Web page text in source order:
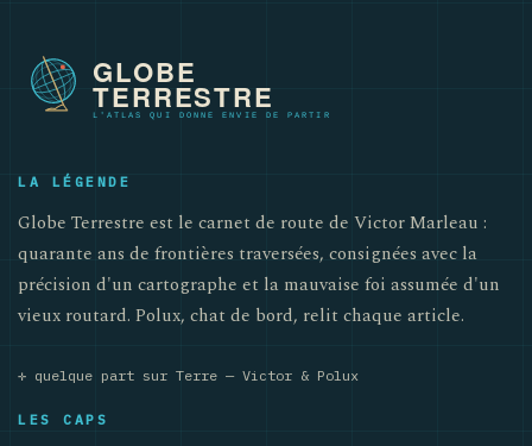
LA LÉGENDE
Globe Terrestre est le carnet de route de Victor Marleau :
quarante ans de frontières traversées, consignées avec la
précision d'un cartographe et la mauvaise foi assumée d'un
vieux routard. Polux, chat de bord, relit chaque article.
✛ quelque part sur Terre — Victor & Polux
LES CAPS